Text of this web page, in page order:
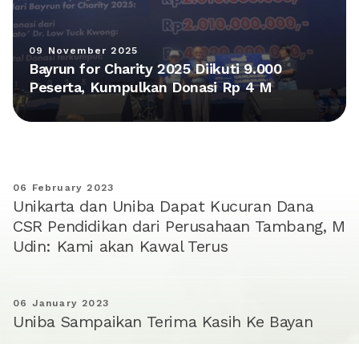
09 November 2025
Bayrun for Charity 2025 Diikuti 9.000
Peserta, Kumpulkan Donasi Rp 4 M
06 February 2023
Unikarta dan Uniba Dapat Kucuran Dana
CSR Pendidikan dari Perusahaan Tambang, M
Udin: Kami akan Kawal Terus
06 January 2023
Uniba Sampaikan Terima Kasih Ke Bayan